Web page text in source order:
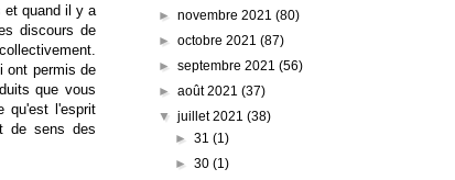
et quand il y a
discours de
ont permis de
que vous
qu'est l'esprit
de sens des
►novembre 2021(80)
►octobre 2021(87)
►septembre 2021(56)
►août 2021(37)
▼juillet 2021(38)
► 31 (1)
► 30 (1)